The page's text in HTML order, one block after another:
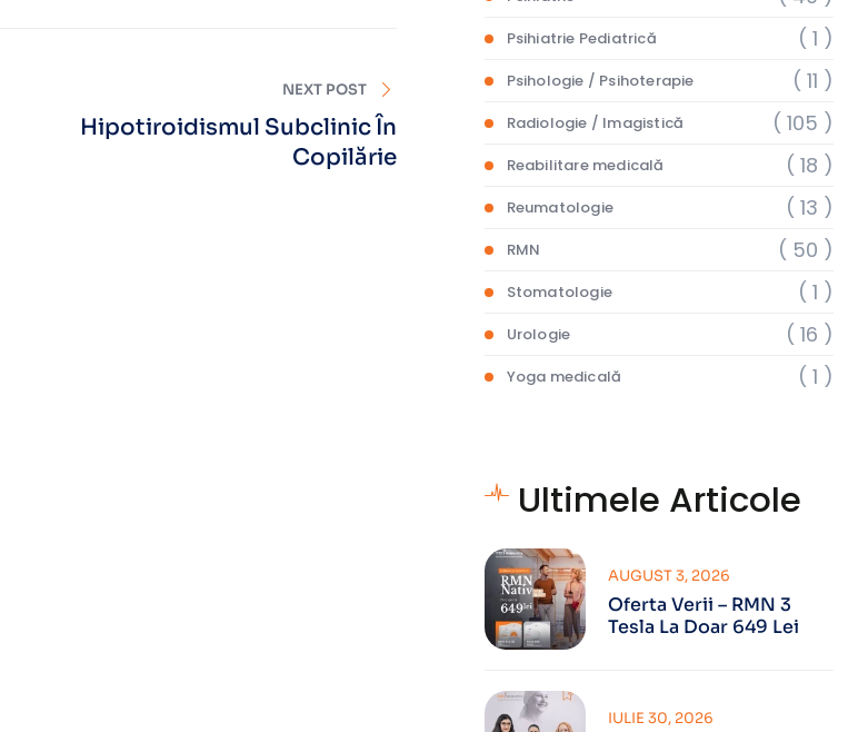
NEXT POST
Hipotiroidismul Subclinic În
Copilărie
Psihiatrie Pediatrică ( 1 )
Psihologie / Psihoterapie ( 11 )
Radiologie / Imagistică ( 105 )
Reabilitare medicală ( 18 )
Reumatologie ( 13 )
RMN ( 50 )
Stomatologie ( 1 )
Urologie ( 16 )
Yoga medicală ( 1 )
Ultimele Articole
Oferta Verii – RMN 3
Tesla La Doar 649 Lei
AUGUST 3, 2026
IULIE 30, 2026